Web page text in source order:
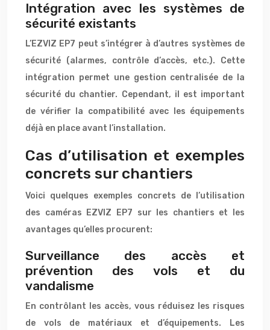
Intégration avec les systèmes de
sécurité existants
L’EZVIZ EP7 peut s’intégrer à d’autres systèmes de
sécurité (alarmes, contrôle d’accès, etc.). Cette
intégration permet une gestion centralisée de la
sécurité du chantier. Cependant, il est important
de vérifier la compatibilité avec les équipements
déjà en place avant l’installation.
Cas d’utilisation et exemples
concrets sur chantiers
Voici quelques exemples concrets de l’utilisation
des caméras EZVIZ EP7 sur les chantiers et les
avantages qu’elles procurent:
Surveillance des accès et
prévention des vols et du
vandalisme
En contrôlant les accès, vous réduisez les risques
de vols de matériaux et d’équipements. Les